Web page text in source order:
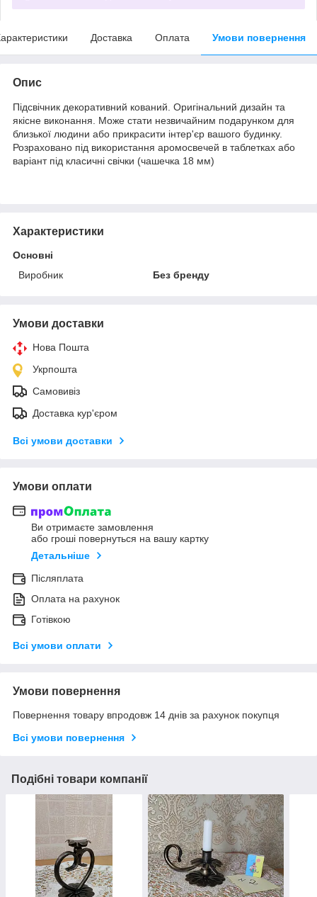
Доставка Оплата Умови повернення
Опис
Підсвічник декоративний кований. Оригінальний дизайн та
якісне виконання. Може стати незвичайним подарунком для
близької людини або прикрасити інтер'єр вашого будинку.
Розраховано під використання аромосвечей в таблетках або
варіант під класичні свічки (чашечка 18 мм)
Характеристики
Основні
Виробник
Без бренду
Умови доставки
Нова Пошта
Укрпошта
Самовивіз
Доставка кур'єром
Всі умови доставки
Умови оплати
Ви отримаєте замовлення
або гроші повернуться на вашу картку
Детальніше
Післяплата
Оплата на рахунок
Готівкою
Всі умови оплати
Умови повернення
Повернення товару впродовж 14 днів за рахунок покупця
Всі умови повернення
Подібні товари компанії